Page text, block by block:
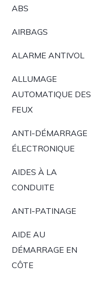
ABS
AIRBAGS
ALARME ANTIVOL
ALLUMAGE
AUTOMATIQUE DES
FEUX
ANTI-DÉMARRAGE
ÉLECTRONIQUE
AIDES À LA
CONDUITE
ANTI-PATINAGE
AIDE AU
DÉMARRAGE EN
CÔTE